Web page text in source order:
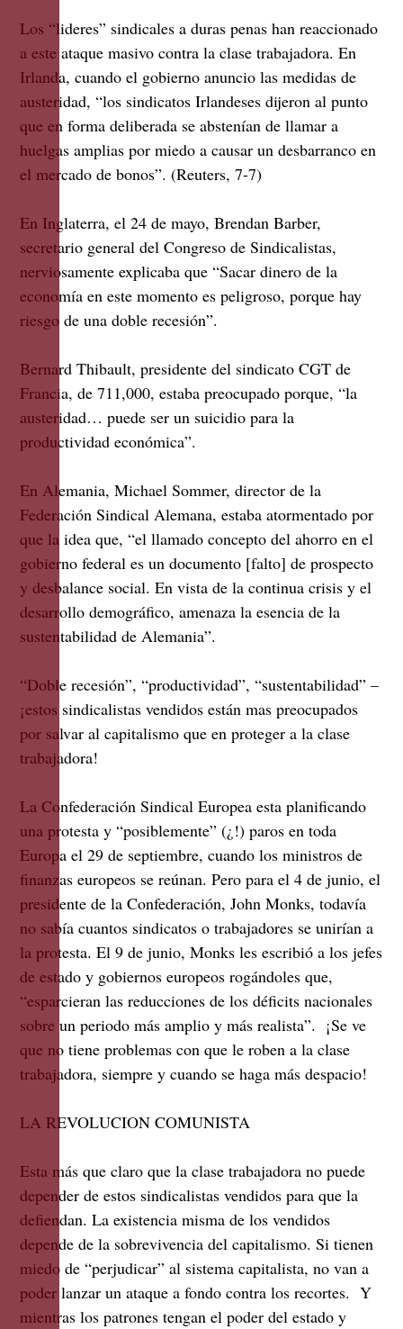
Los “lideres” sindicales a duras penas han reaccionado
a este ataque masivo contra la clase trabajadora. En
Irlanda, cuando el gobierno anuncio las medidas de
austeridad, “los sindicatos Irlandeses dijeron al punto
que en forma deliberada se abstenían de llamar a
huelgas amplias por miedo a causar un desbarranco en
el mercado de bonos”. (Reuters, 7-7)
En Inglaterra, el 24 de mayo, Brendan Barber,
secretario general del Congreso de Sindicalistas,
nerviosamente explicaba que “Sacar dinero de la
economía en este momento es peligroso, porque hay
riesgo de una doble recesión”.
Bernard Thibault, presidente del sindicato CGT de
Francia, de 711,000, estaba preocupado porque, “la
austeridad… puede ser un suicidio para la
productividad económica”.
En Alemania, Michael Sommer, director de la
Federación Sindical Alemana, estaba atormentado por
que la idea que, “el llamado concepto del ahorro en el
gobierno federal es un documento [falto] de prospecto
y desbalance social. En vista de la continua crisis y el
desarrollo demográfico, amenaza la esencia de la
sustentabilidad de Alemania”.
“Doble recesión”, “productividad”, “sustentabilidad” –
¡estos sindicalistas vendidos están mas preocupados
por salvar al capitalismo que en proteger a la clase
trabajadora!
La Confederación Sindical Europea esta planificando
una protesta y “posiblemente” (¿!) paros en toda
Europa el 29 de septiembre, cuando los ministros de
finanzas europeos se reúnan. Pero para el 4 de junio, el
presidente de la Confederación, John Monks, todavía
no sabía cuantos sindicatos o trabajadores se unirían a
la protesta. El 9 de junio, Monks les escribió a los jefes
de estado y gobiernos europeos rogándoles que,
“esparcieran las reducciones de los déficits nacionales
sobre un periodo más amplio y más realista”. ¡Se ve
que no tiene problemas con que le roben a la clase
trabajadora, siempre y cuando se haga más despacio!
LA REVOLUCION COMUNISTA
Esta más que claro que la clase trabajadora no puede
depender de estos sindicalistas vendidos para que la
defiendan. La existencia misma de los vendidos
depende de la sobrevivencia del capitalismo. Si tienen
miedo de “perjudicar” al sistema capitalista, no van a
poder lanzar un ataque a fondo contra los recortes. Y
mientras los patrones tengan el poder del estado y